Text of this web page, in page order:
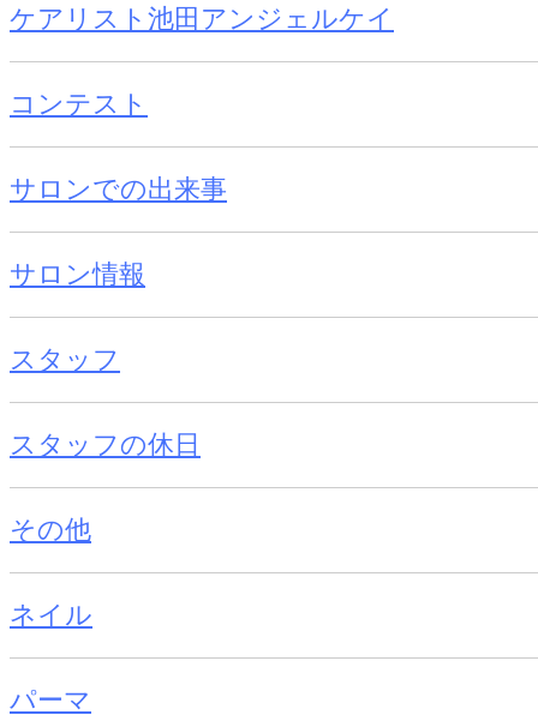
ケアリスト池田アンジェルケイ
コンテスト
サロンでの出来事
サロン情報
スタッフ
スタッフの休日
その他
ネイル
パーマ